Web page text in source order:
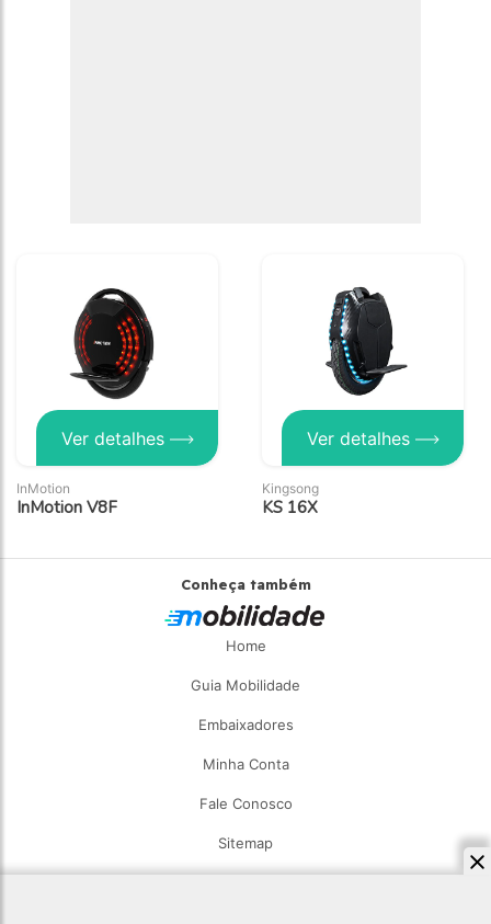
Ver detalhes
InMotion
InMotion V8F
Ver detalhes
Kingsong
KS 16X
Conheça também
Home
Guia Mobilidade
Embaixadores
Minha Conta
Fale Conosco
Sitemap